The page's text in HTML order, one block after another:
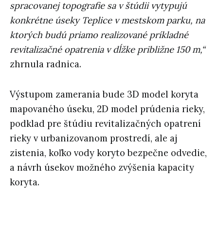
spracovanej topografie sa v štúdii vytypujú
konkrétne úseky Teplice v mestskom parku, na
ktorých budú priamo realizované príkladné
revitalizačné opatrenia v dĺžke približne 150 m,“
zhrnula radnica.
Výstupom zamerania bude 3D model koryta
mapovaného úseku, 2D model prúdenia rieky,
podklad pre štúdiu revitalizačných opatrení
rieky v urbanizovanom prostredí, ale aj
zistenia, koľko vody koryto bezpečne odvedie,
a návrh úsekov možného zvýšenia kapacity
koryta.